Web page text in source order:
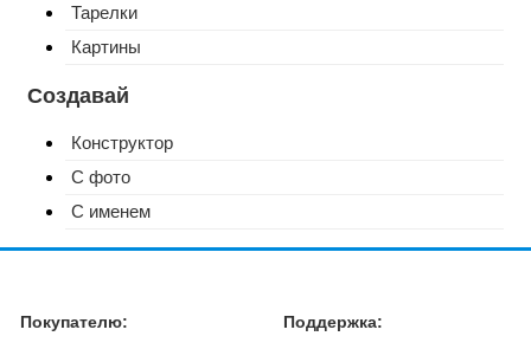
Тарелки
Картины
Создавай
Конструктор
С фото
С именем
Покупателю: Поддержка: